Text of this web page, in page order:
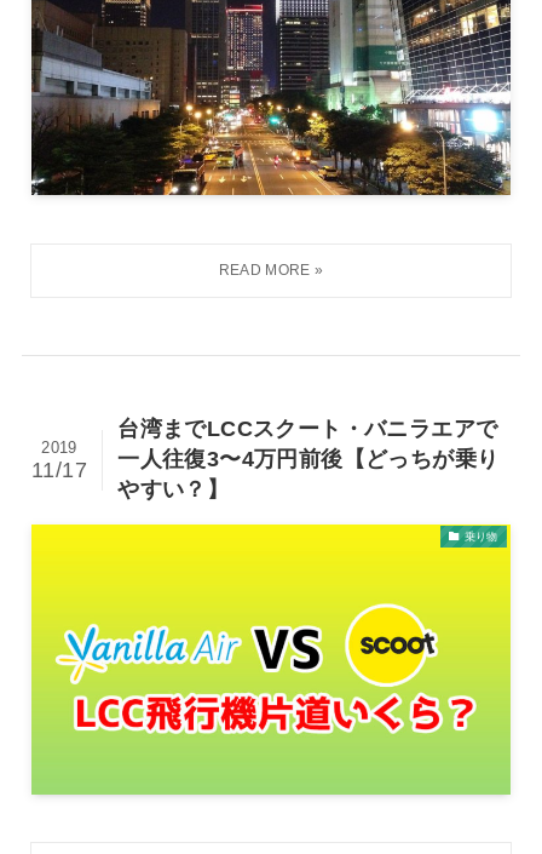
台湾までLCCスクート・バニラエアで
一人往復3〜4万円前後【どっちが乗り
やすい？】
2019
11/17
乗り物